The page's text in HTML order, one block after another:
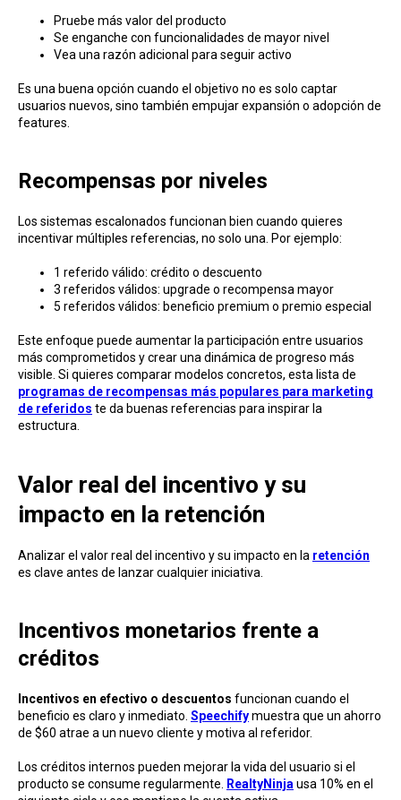
Pruebe más valor del producto
Se enganche con funcionalidades de mayor nivel
Vea una razón adicional para seguir activo
Es una buena opción cuando el objetivo no es solo captar
usuarios nuevos, sino también empujar expansión o adopción de
features.
Recompensas por niveles
Los sistemas escalonados funcionan bien cuando quieres
incentivar múltiples referencias, no solo una. Por ejemplo:
1 referido válido: crédito o descuento
3 referidos válidos: upgrade o recompensa mayor
5 referidos válidos: beneficio premium o premio especial
Este enfoque puede aumentar la participación entre usuarios
más comprometidos y crear una dinámica de progreso más
visible. Si quieres comparar modelos concretos, esta lista de
programas de recompensas más populares para marketing
de referidos te da buenas referencias para inspirar la
estructura.
Valor real del incentivo y su
impacto en la retención
Analizar el valor real del incentivo y su impacto en la retención
es clave antes de lanzar cualquier iniciativa.
Incentivos monetarios frente a
créditos
Incentivos en efectivo o descuentos funcionan cuando el
beneficio es claro y inmediato. Speechifymuestra que un ahorro
de $60 atrae a un nuevo cliente y motiva al referidor.
Los créditos internos pueden mejorar la vida del usuario si el
producto se consume regularmente.
RealtyNinja usa 10% en el